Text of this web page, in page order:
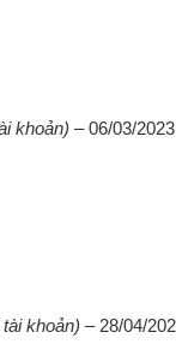
khoản) – 06/03/2023
khoản) – 28/04/